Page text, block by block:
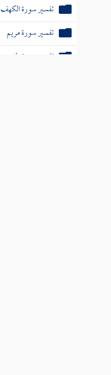
تفسير سورة الكهف
تفسير سورة مريم
تفسير سورة طه